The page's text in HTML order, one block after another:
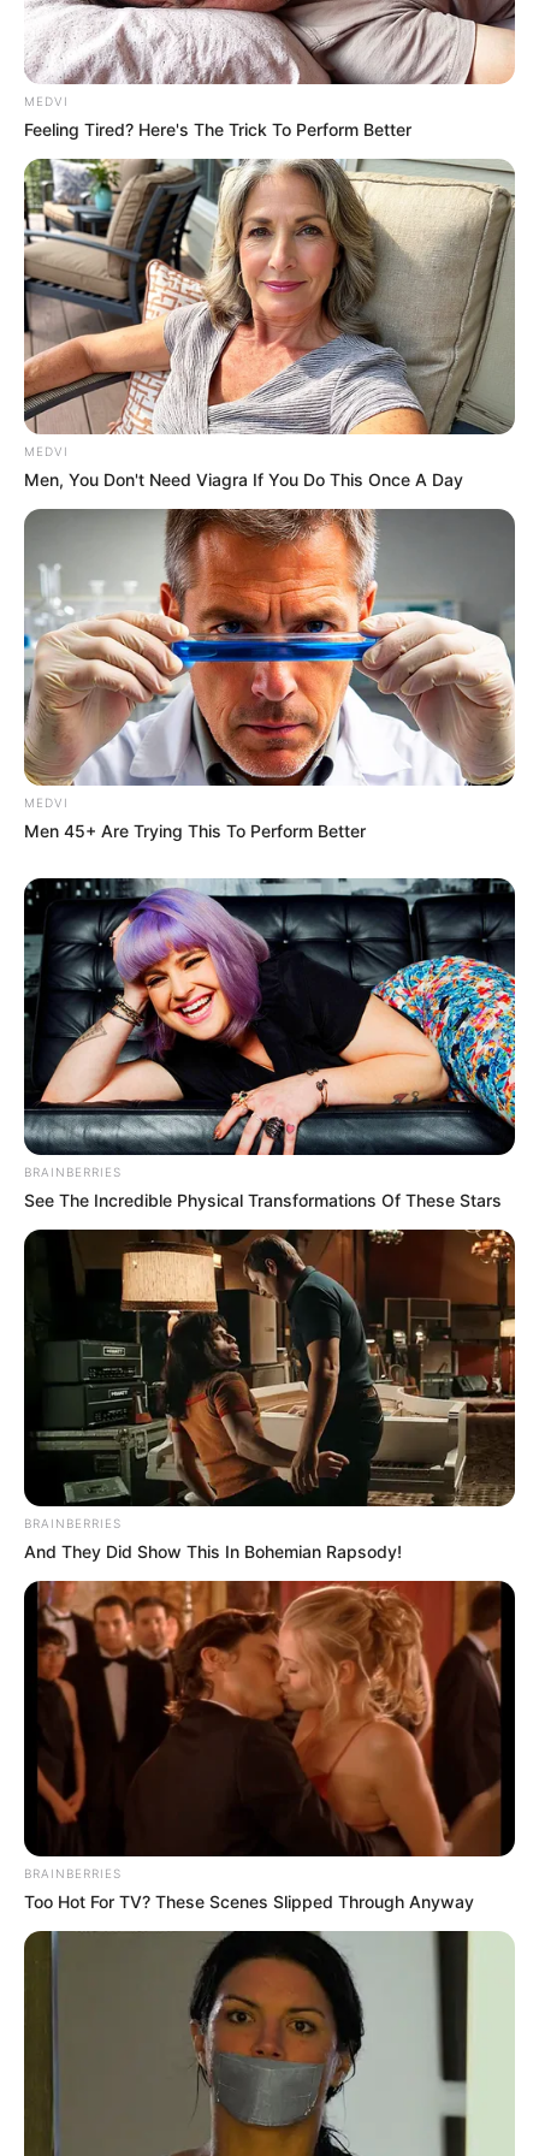
Macaulay Culkin's Own Version Of The New ‘Home
Alone’
BRAINBERRIES
Why this ordinary drink is the secret to feeling
your best every day
CTA FAVORITE
You'll Be Amazed By The Blue Lagoon Stars Today
BRAINBERRIES
10 Foods That Instantly Reduce Bloat
BRAINBERRIES
Discover 15 Surprising Things Forbidden By The
Bible
BRAINBERRIES
The Instagram Model Who Spent A Fortune To
MEDVI
Feeling Tired? Here's The Trick To Perform Better
MEDVI
Men, You Don't Need Viagra If You Do This Once A Day
MEDVI
Men 45+ Are Trying This To Perform Better
BRAINBERRIES
See The Incredible Physical Transformations Of These Stars
BRAINBERRIES
And They Did Show This In Bohemian Rapsody!
BRAINBERRIES
Too Hot For TV? These Scenes Slipped Through Anyway